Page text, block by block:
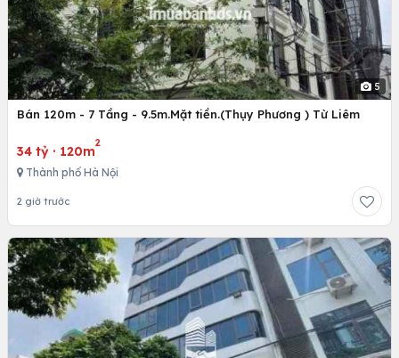
5
Bán 120m - 7 Tầng - 9.5m.Mặt tiền.(Thụy Phương ) Từ Liêm
34 tỷ · 120m
2
Thành phố Hà Nội
2 giờ trước